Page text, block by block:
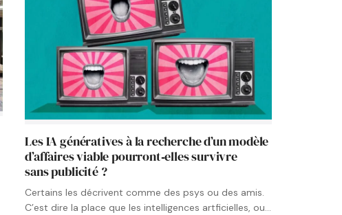
Les IA génératives à la recherche d’un modèle
d’affaires viable pourront‑elles survivre
sans publicité ?
Certains les décrivent comme des psys ou des amis.
C’est dire la place que les intelligences artficielles, ou…